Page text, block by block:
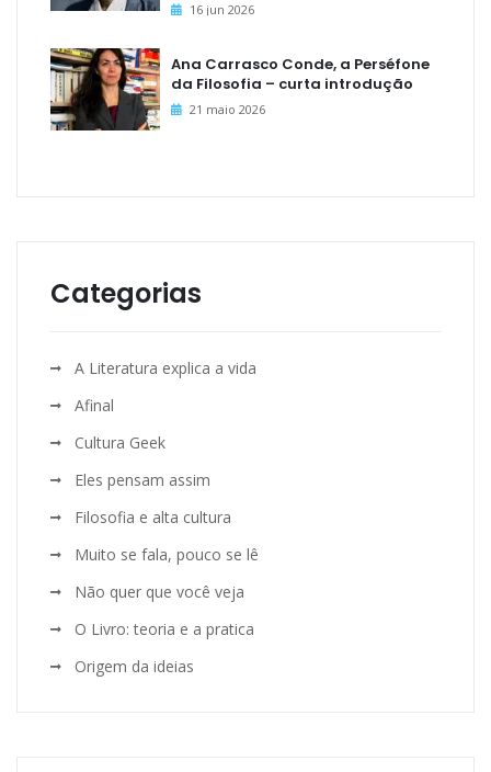
16 jun 2026
Ana Carrasco Conde, a Perséfone
da Filosofia – curta introdução
21 maio 2026
Categorias
A Literatura explica a vida
Afinal
Cultura Geek
Eles pensam assim
Filosofia e alta cultura
Muito se fala, pouco se lê
Não quer que você veja
O Livro: teoria e a pratica
Origem da ideias